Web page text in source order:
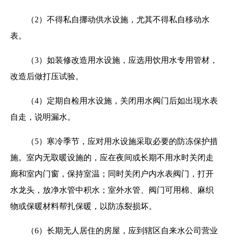
（2）不得私自挪动供水设施，尤其不得私自移动水
表。
（3）如装修改造用水设施，应选用饮用水专用管材，
改造后做打压试验。
（4）定期自检用水设施，关闭用水阀门后如出现水表
自走，说明漏水。
（5）寒冷季节，应对用水设施采取必要的防冻保护措
施。室内无取暖设施的，应在夜间或长期不用水时关闭走
廊和室内门窗，保持室温；同时关闭户内水表阀门，打开
水龙头，放净水管中积水；室外水管、阀门可用棉、麻织
物或保暖材料帮扎保暖，以防冻裂损坏。
（6）长期无人居住的房屋，应到辖区自来水公司营业